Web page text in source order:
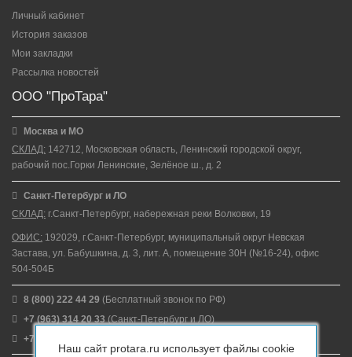
Личный кабинет
История заказов
Мои закладки
Рассылка новостей
ООО "ПроТара"
Москва и МО
СКЛАД: 142712, Московская область, Ленинский городской округ,
рабочий пос.Горки Ленинские, Зелёное ш., д. 2
Санкт-Петербург и ЛО
СКЛАД: г.Санкт-Петербург, набережная реки Волковки, 19
ОФИС: 192029, г.Санкт-Петербург, муниципальный округ Невская
Застава, ул. Бабушкина, д. 3, лит. А, помещение 30Н (№16-24), офис
504-504Б
8 (800) 222 44 29 (Бесплатный звонок по РФ)
+7 (963) 314 20 33(Санкт-Петербург и ЛО)
+7 (963) 314 20 33
Наш сайт protara.ru использует файлы cookie